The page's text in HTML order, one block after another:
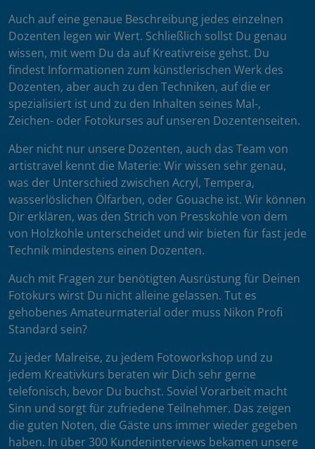
Auch auf eine genaue Beschreibung jedes einzelnen
Dozenten legen wir Wert. Schließlich sollst Du genau
wissen, mit wem Du da auf Kreativreise gehst. Du
findest Informationen zum künstlerischen Werk des
Dozenten, aber auch zu den Techniken, auf die er
spezialisiert ist und zu den Inhalten seines Mal-,
Zeichen- oder Fotokurses auf unseren Dozentenseiten.
Aber nicht nur unsere Dozenten, auch das Team von
artistravel kennt die Materie: Wir wissen sehr genau,
was der Unterschied zwischen Acryl, Tempera,
wasserlöslichen Ölfarben, oder Gouache ist. Wir können
Dir erklären, was den Strich von Presskohle von dem
von Holzkohle unterscheidet und wir bieten für fast jede
Technik mindestens einen Dozenten.
Auch mit Fragen zur benötigten Ausrüstung für Deinen
Fotokurs wirst Du nicht alleine gelassen. Tut es
gehobenes Amateurmaterial oder muss Nikon Profi
Standard sein?
Zu jeder Malreise, zu jedem Fotoworkshop und zu
jedem Kreativkurs beraten wir Dich sehr gerne
telefonisch, bevor Du buchst. Soviel Vorarbeit macht
Sinn und sorgt für zufriedene Teilnehmer. Das zeigen
die guten Noten, die Gäste uns immer wieder gegeben
haben. In über 300 Kundeninterviews bekamen unsere